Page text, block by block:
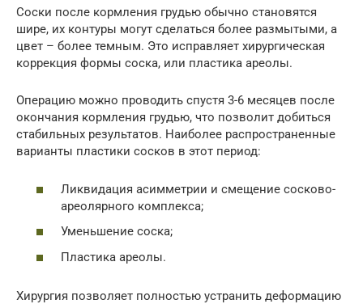
Соски после кормления грудью обычно становятся
шире, их контуры могут сделаться более размытыми, а
цвет – более темным. Это исправляет хирургическая
коррекция формы соска, или пластика ареолы.
Операцию можно проводить спустя 3-6 месяцев после
окончания кормления грудью, что позволит добиться
стабильных результатов. Наиболее распространенные
варианты пластики сосков в этот период:
Ликвидация асимметрии и смещение сосково-
ареолярного комплекса;
Уменьшение соска;
Пластика ареолы.
Хирургия позволяет полностью устранить деформацию